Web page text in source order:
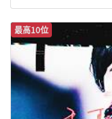
最高10位